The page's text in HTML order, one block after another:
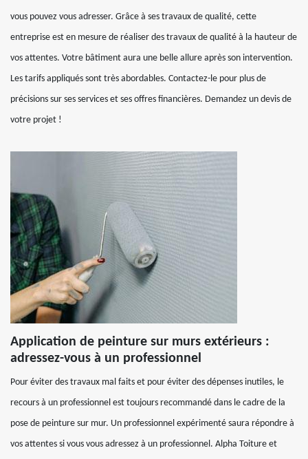
vous pouvez vous adresser. Grâce à ses travaux de qualité, cette
entreprise est en mesure de réaliser des travaux de qualité à la hauteur de
vos attentes. Votre bâtiment aura une belle allure après son intervention.
Les tarifs appliqués sont très abordables. Contactez-le pour plus de
précisions sur ses services et ses offres financières. Demandez un devis de
votre projet !
Application de peinture sur murs extérieurs :
adressez-vous à un professionnel
Pour éviter des travaux mal faits et pour éviter des dépenses inutiles, le
recours à un professionnel est toujours recommandé dans le cadre de la
pose de peinture sur mur. Un professionnel expérimenté saura répondre à
vos attentes si vous vous adressez à un professionnel. Alpha Toiture et